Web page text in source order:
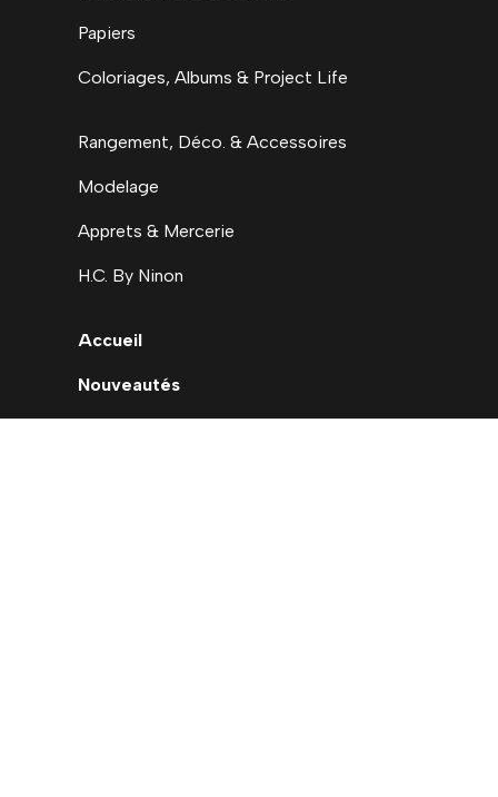
Papiers
Coloriages, Albums & Project Life
Rangement, Déco. & Accessoires
Modelage
Apprets & Mercerie
H.C. By Ninon
Accueil
Nouveautés